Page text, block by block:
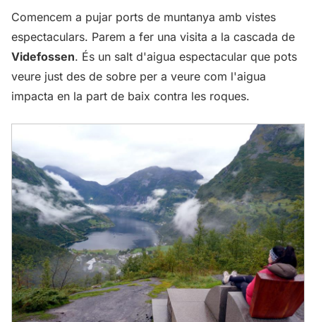
Comencem a pujar ports de muntanya amb vistes
espectaculars. Parem a fer una visita a la cascada de
Videfossen. És un salt d'aigua espectacular que pots
veure just des de sobre per a veure com l'aigua
impacta en la part de baix contra les roques.